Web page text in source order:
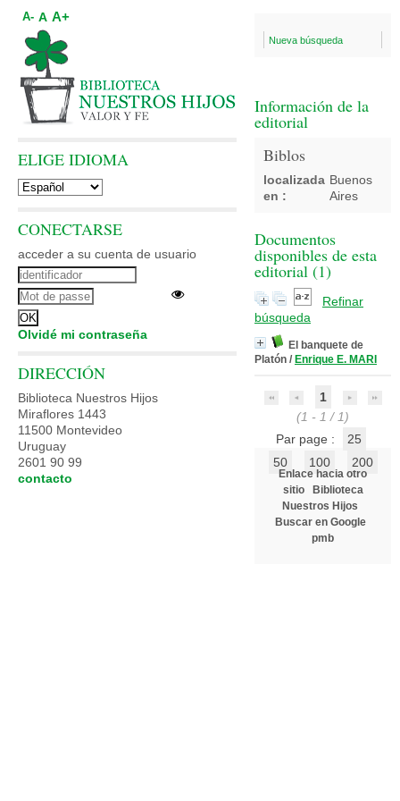
Nueva búsqueda
Información de la
editorial
Biblos
localizada
en :
Buenos
Aires
Documentos
disponibles de esta
editorial (1)
Refinar
búsqueda
El banquete de
Platón / Enrique E. MARI
1
(1 - 1 / 1)
Par page :
25
50
100 200
Enlace hacia otro
sitio
Biblioteca
Nuestros Hijos
Buscar en Google
pmb
A- A A+
ELIGE IDIOMA
CONECTARSE
acceder a su cuenta de usuario
Olvidé mi contraseña
DIRECCIÓN
Biblioteca Nuestros Hijos
Miraflores 1443
11500 Montevideo
Uruguay
2601 90 99
contacto